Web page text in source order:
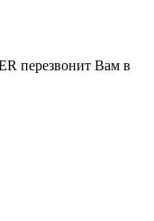
перезвонит Вам в